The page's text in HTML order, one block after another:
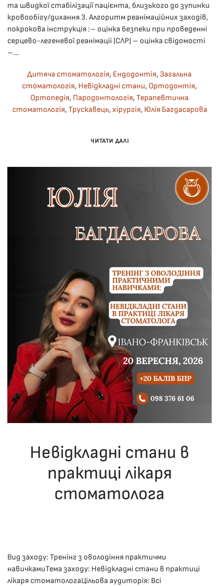
та швидкої стабілізації пацієнта, близького до зупинки
кровообігу/дихання 3. Алгоритм реанімаційних заходів,
покрокова інструкція :– оцінка безпеки при проведенні
серцево-легеневої реанімаціі (СЛР) – оцінка свідомості
–...
Дитяча стоматологія, Ендодонтія, Загальна
стоматологія, Невідкладні стани, Ортодонтія,
Ортопедія, Пародонтологія, Терапевтична
стоматологія, Трускавець, хірургія, Юлія Багдасарова
ЧИТАТИ ДАЛІ
Невідкладні стани в
практиці лікаря
стоматолога
Вид заходу: Тренінг з оволодіння практичми
навичкамиТема заходу: Невідкладні стани в практиці
лікаря стоматологаЦільова аудиторія: Всі